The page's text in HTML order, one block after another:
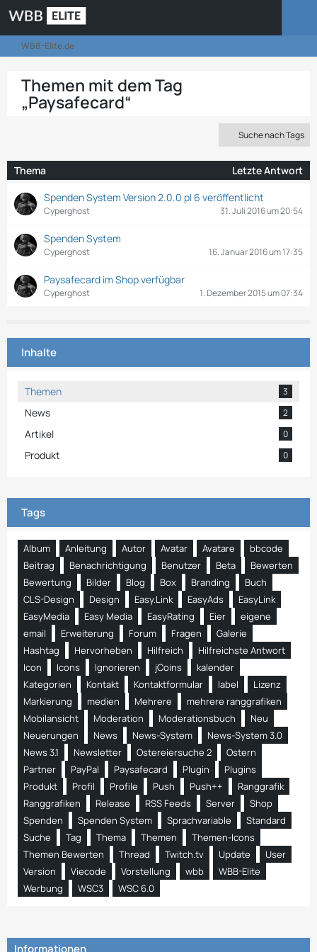
WBB-Elite.de
Themen mit dem Tag
„Paysafecard“
Suche nach Tags
Thema
Letzte Antwort
Spenden System Version 2.0.0 pl 6 veröffentlicht
Cyperghost 31. Juli 2016 um 20:54
Spenden System
Cyperghost 16. Januar 2016 um 17:35
Paysafecard im Shop verfügbar
Cyperghost 1. Dezember 2015 um 07:34
Inhalte
Themen 3
News 2
Artikel 0
Produkt 0
Tags
Album Anleitung Autor Avatar Avatare
bbcode
Beitrag
Benachrichtigung Benutzer Beta
Bewerten
Bewertung
Bilder Blog Box Branding
Buch
CLS-Design
Design Easy.Link EasyAds
EasyLink
EasyMedia
Easy Media EasyRating Eier
eigene
email
Erweiterung Forum Fragen
Galerie
Hashtag
Hervorheben Hilfreich
Hilfreichste Antwort
Icon
Icons Ignorieren jCoins
kalender
Kategorien
Kontakt Kontaktformular label
Lizenz
Markierung
medien Mehrere
mehrere ranggrafiken
Mobilansicht
Moderation Moderationsbuch
Neu
Neuerungen
News News-System
News-System 3.0
News 3.1
Newsletter Ostereiersuche 2
Ostern
Partner
PayPal Paysafecard Plugin
Plugins
Produkt
Profil Profile Push Push++
Ranggrafik
Ranggrafiken
Release RSS Feeds Server
Shop
Spenden
Spenden System Sprachvariable
Standard
Suche
Tag Thema Themen
Themen-Icons
Themen Bewerten
Thread Twitch.tv Update
User
Version
Viecode Vorstellung wbb
WBB-Elite
Werbung
WSC3 WSC 6.0
Informationen